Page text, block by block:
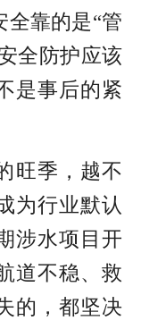
全靠的是“管
全防护应该
是事后的紧
旺季，越不
为行业默认
涉水项目开
道不稳、救
的，都坚决